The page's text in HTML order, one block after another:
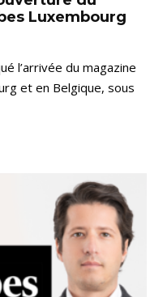
Luxembourg
l’arrivée du magazine
et en Belgique, sous